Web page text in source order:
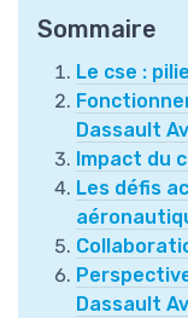
Sommaire
Le cse :
Dassault
Impact du
Les défis
Dassault